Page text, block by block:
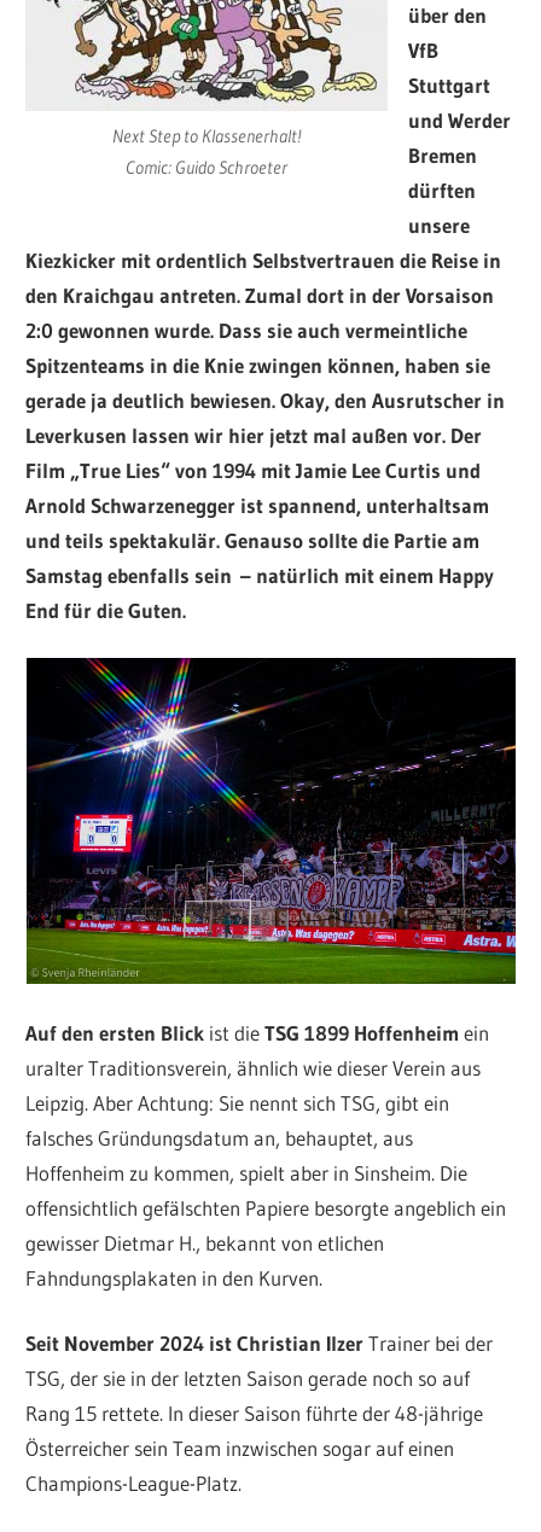
Next Step to Klassenerhalt!
Comic: Guido Schroeter
über den
VfB
Stuttgart
und Werder
Bremen
dürften
unsere
Kiezkicker mit ordentlich Selbstvertrauen die Reise in
den Kraichgau antreten. Zumal dort in der Vorsaison
2:0 gewonnen wurde. Dass sie auch vermeintliche
Spitzenteams in die Knie zwingen können, haben sie
gerade ja deutlich bewiesen. Okay, den Ausrutscher in
Leverkusen lassen wir hier jetzt mal außen vor. Der
Film „True Lies“ von 1994 mit Jamie Lee Curtis und
Arnold Schwarzenegger ist spannend, unterhaltsam
und teils spektakulär. Genauso sollte die Partie am
Samstag ebenfalls sein – natürlich mit einem Happy
End für die Guten.
Auf den ersten Blick ist dieTSG 1899 Hoffenheim ein
uralter Traditionsverein, ähnlich wie dieser Verein aus
Leipzig. Aber Achtung: Sie nennt sich TSG, gibt ein
falsches Gründungsdatum an, behauptet, aus
Hoffenheim zu kommen, spielt aber in Sinsheim. Die
offensichtlich gefälschten Papiere besorgte angeblich ein
gewisser Dietmar H., bekannt von etlichen
Fahndungsplakaten in den Kurven.
Seit November 2024 ist Christian IlzerTrainer bei der
TSG, der sie in der letzten Saison gerade noch so auf
Rang 15 rettete. In dieser Saison führte der 48-jährige
Österreicher sein Team inzwischen sogar auf einen
Champions-League-Platz.